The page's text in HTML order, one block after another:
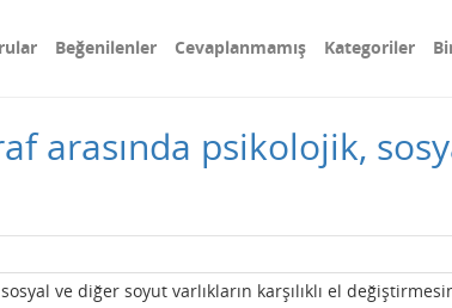
Beğenilenler Cevaplanmamış Kategoriler
arasında psikolojik,
ve diğer soyut varlıkların karşılıklı el